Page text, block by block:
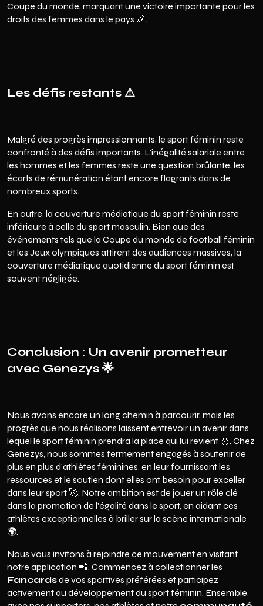
Coupe du monde, marquant une victoire importante pour les
droits des femmes dans le pays 🎉.
Les défis restants ⚠
Malgré des progrès impressionnants, le sport féminin reste
confronté à des défis importants. L'inégalité salariale entre
les hommes et les femmes reste une question brûlante, les
écarts de rémunération étant encore flagrants dans de
nombreux sports.
En outre, la couverture médiatique du sport féminin reste
inférieure à celle du sport masculin. Bien que des
événements tels que la Coupe du monde de football féminin
et les Jeux olympiques attirent des audiences massives, la
couverture médiatique quotidienne du sport féminin est
souvent négligée.
Conclusion : Un avenir prometteur
avec Genezys 🌟
Nous avons encore un long chemin à parcourir, mais les
progrès que nous réalisons laissent entrevoir un avenir dans
lequel le sport féminin prendra la place qui lui revient 🥇. Chez
Genezys, nous sommes fermement engagés à soutenir de
plus en plus d'athlètes féminines, en leur fournissant les
ressources et le soutien dont elles ont besoin pour exceller
dans leur sport 🚀. Notre ambition est de jouer un rôle clé
dans la promotion de l'égalité dans le sport, en aidant ces
athlètes exceptionnelles à briller sur la scène internationale
🌍.
Nous vous invitons à rejoindre ce mouvement en visitant
notre application 📲. Commencez à collectionner les
Fancardsde vos sportives préférées et participez
activement au développement du sport féminin. Ensemble,